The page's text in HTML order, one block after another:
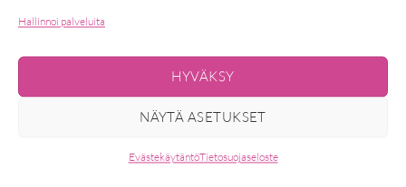
Hallinnoi palveluita
HYVÄKSY
NÄYTÄ ASETUKSET
EvästekäytäntöTietosuojaseloste
INFO